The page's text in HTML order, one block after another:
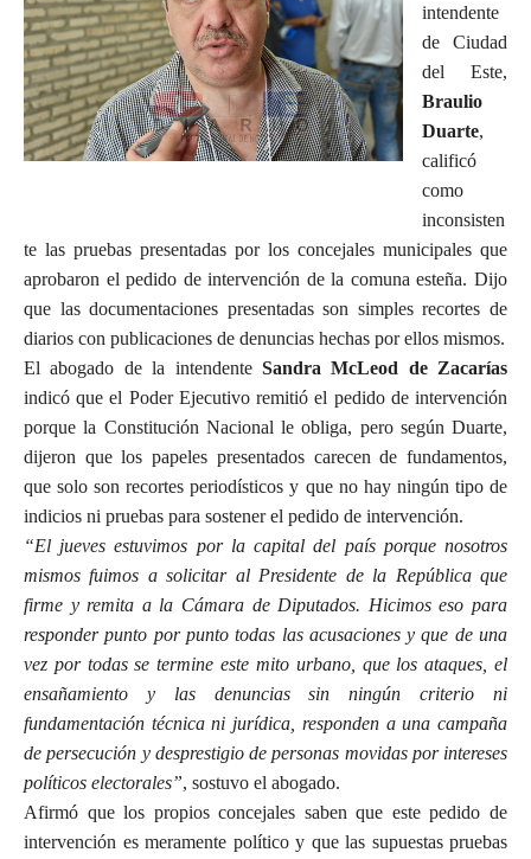
intendente
de Ciudad
del Este,
Braulio
Duarte,
calificó
como
inconsisten
te las pruebas presentadas por los concejales municipales que
aprobaron el pedido de intervención de la comuna esteña. Dijo
que las documentaciones presentadas son simples recortes de
diarios con publicaciones de denuncias hechas por ellos mismos.
El abogado de la intendente Sandra McLeod de Zacarías
indicó que el Poder Ejecutivo remitió el pedido de intervención
porque la Constitución Nacional le obliga, pero según Duarte,
dijeron que los papeles presentados carecen de fundamentos,
que solo son recortes periodísticos y que no hay ningún tipo de
indicios ni pruebas para sostener el pedido de intervención.
“El jueves estuvimos por la capital del país porque nosotros
mismos fuimos a solicitar al Presidente de la República que
firme y remita a la Cámara de Diputados. Hicimos eso para
responder punto por punto todas las acusaciones y que de una
vez por todas se termine este mito urbano, que los ataques, el
ensañamiento y las denuncias sin ningún criterio ni
fundamentación técnica ni jurídica, responden a una campaña
de persecución y desprestigio de personas movidas por intereses
políticos electorales”, sostuvo el abogado.
Afirmó que los propios concejales saben que este pedido de
intervención es meramente político y que las supuestas pruebas